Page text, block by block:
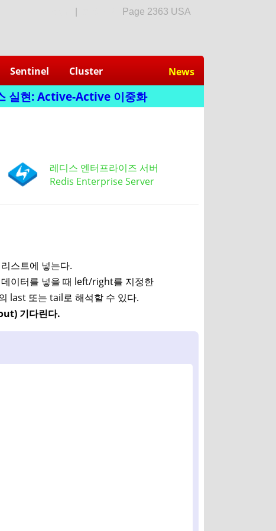
Page 2363 USA
Sentinel Cluster News
실현: Active-Active 이중화
레디스 엔터프라이즈 서버
Redis Enterprise Server
스트에 넣는다.
이터를 넣을 때 left/right를 지정한
last 또는 tail로 해석할 수 있다.
기다린다.